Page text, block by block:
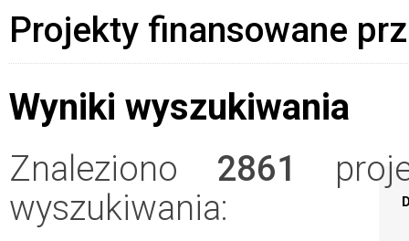
Projekty finansowane
Wyniki wyszukiwania
Znaleziono 2861
wyszukiwania: